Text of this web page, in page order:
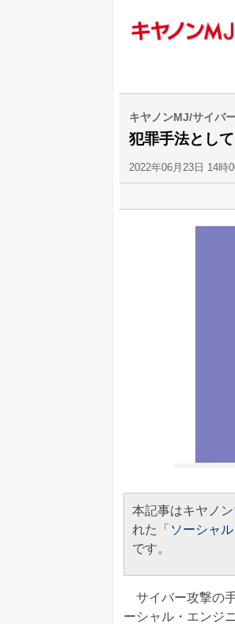
キヤノンMJ/サイバ
犯罪手法とし
2022年06月23日 14時
本記事はキヤノ
れた「 ソーシャ
です。
サイバー攻撃の
ーシャル・エンジ